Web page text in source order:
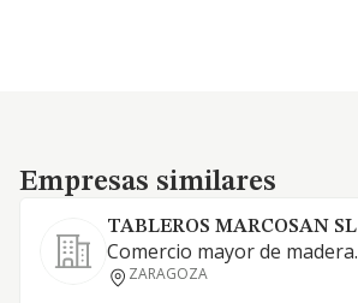
Empresas similares
Empresas similares
TABLEROS MARCOSAN SL
Comercio mayor de madera.
ZARAGOZA